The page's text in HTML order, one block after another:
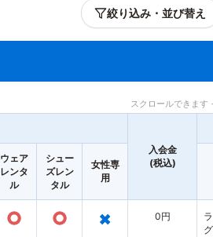
絞り込み・並び替え
スクロールできます
入会金
(税込)
ウェア
レンタ
ル
シュー
ズレン
タル
女性専
用
○ ○ × 0円